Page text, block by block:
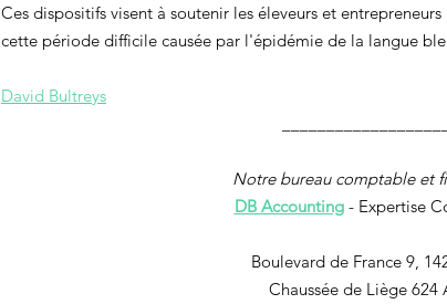
Ces dispositifs visent à soutenir les éleveurs et
cette période difficile causée par l'épidémie de la langue
David Bultreys
Notre bureau comptable et
DB Accounting - Expertise
Boulevard de France 9,
Chaussée de Liège 624